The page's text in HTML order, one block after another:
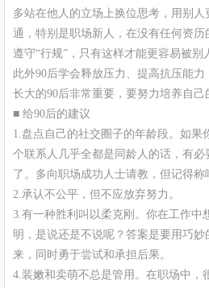
多站在他人的立场上换位思考，用别
通，特别是职场新人，在没有任何资历
遵守“行规”，只有这样才能更容易被别
此外90后学会释放压力、提高抗压能
长大的90后非常重要，要努力培养自己
■ 给90后的建议
1.盘点自己的社交圈子的年龄段。如果
个联系人几乎全都是同龄人的话，有
了。多向职场成功人士请教，但记得称
2.承认不公平，但不应放弃努力。
3.有一种胜利叫以柔克刚。你在工作中
明，是说还是不说呢？答案是要用巧
来，同时勇于尝试和承担后果。
4.装嫩和卖萌不总是管用。在职场中，